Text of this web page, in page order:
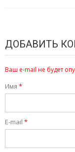
ДОБАВИТЬ
Ваш e-mail не будет
Имя *
E-mail *